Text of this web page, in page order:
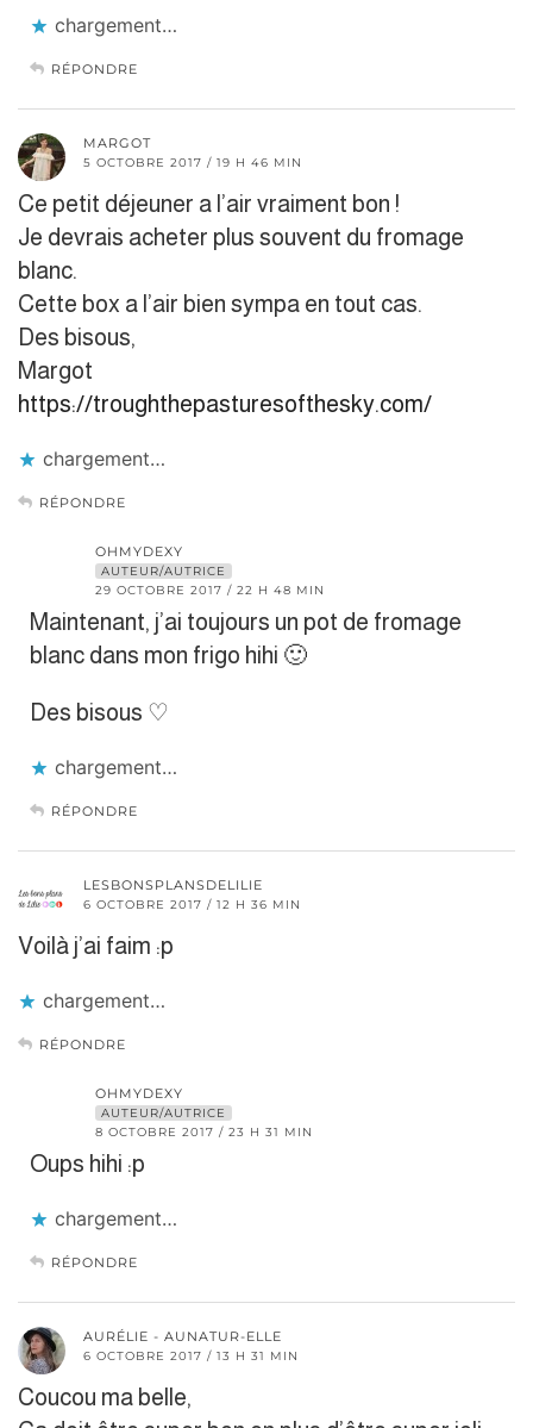
chargement…
RÉPONDRE
MARGOT
5 OCTOBRE 2017 / 19 H 46 MIN
Ce petit déjeuner a l’air vraiment bon !
Je devrais acheter plus souvent du fromage
blanc.
Cette box a l’air bien sympa en tout cas.
Des bisous,
Margot
https://troughthepasturesofthesky.com/
chargement…
RÉPONDRE
OHMYDEXY
AUTEUR/AUTRICE
29 OCTOBRE 2017 / 22 H 48 MIN
Maintenant, j’ai toujours un pot de fromage
blanc dans mon frigo hihi 🙂
Des bisous ♡
chargement…
RÉPONDRE
LESBONSPLANSDELILIE
6 OCTOBRE 2017 / 12 H 36 MIN
Voilà j’ai faim :p
chargement…
RÉPONDRE
OHMYDEXY
AUTEUR/AUTRICE
8 OCTOBRE 2017 / 23 H 31 MIN
Oups hihi :p
chargement…
RÉPONDRE
AURÉLIE - AUNATUR-ELLE
6 OCTOBRE 2017 / 13 H 31 MIN
Coucou ma belle,